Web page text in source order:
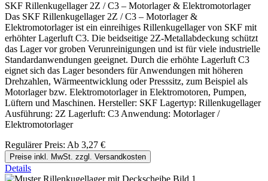
SKF Rillenkugellager 2Z / C3 – Motorlager & Elektromotorlager
Das SKF Rillenkugellager 2Z / C3 – Motorlager &
Elektromotorlager ist ein einreihiges Rillenkugellager von SKF mit
erhöhter Lagerluft C3. Die beidseitige 2Z-Metallabdeckung schützt
das Lager vor groben Verunreinigungen und ist für viele industrielle
Standardanwendungen geeignet. Durch die erhöhte Lagerluft C3
eignet sich das Lager besonders für Anwendungen mit höheren
Drehzahlen, Wärmeentwicklung oder Presssitz, zum Beispiel als
Motorlager bzw. Elektromotorlager in Elektromotoren, Pumpen,
Lüftern und Maschinen. Hersteller: SKF Lagertyp: Rillenkugellager
Ausführung: 2Z Lagerluft: C3 Anwendung: Motorlager /
Elektromotorlager
Regulärer Preis: Ab 3,27 €
Preise inkl. MwSt. zzgl. Versandkosten
Details